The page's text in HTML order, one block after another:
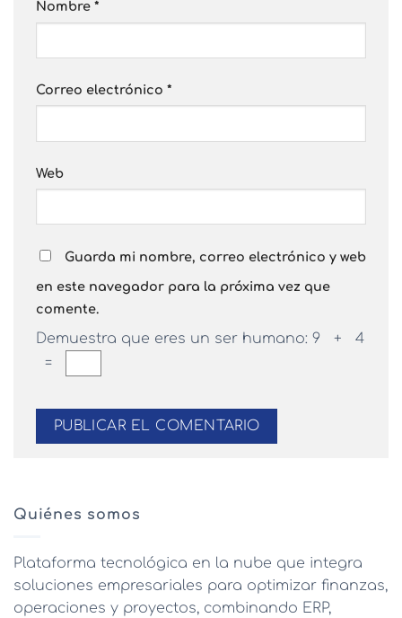
Nombre *
Correo electrónico *
Web
Guarda mi nombre, correo electrónico y web
en este navegador para la próxima vez que
comente.
Demuestra que eres un ser humano: 9 + 4
=
Quiénes somos
Plataforma tecnológica en la nube que integra
soluciones empresariales para optimizar finanzas,
operaciones y proyectos, combinando ERP,